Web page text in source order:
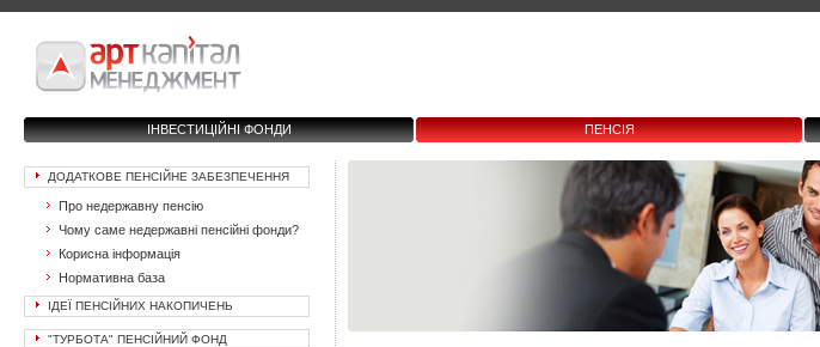
ІНВЕСТИЦІЙНІ ФОНДИ ПЕНСІЯ
ДОДАТКОВЕ ПЕНСІЙНЕ ЗАБЕЗПЕЧЕННЯ
Про недержавну пенсію
Чому саме недержавні пенсійні фонди?
Корисна інформація
Нормативна база
ІДЕЇ ПЕНСІЙНИХ НАКОПИЧЕНЬ
"ТУРБОТА" ПЕНСІЙНИЙ ФОНД